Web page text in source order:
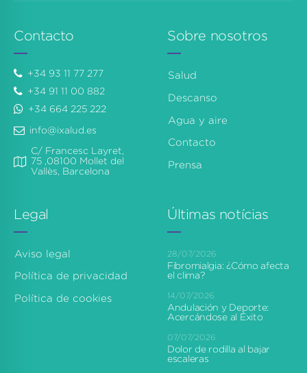
Contacto
+34 93 11 77 277
+34 91 11 00 882
+34 664 225 222
info@ixalud.es
C/ Francesc Layret,
75 ,08100 Mollet del
Vallès, Barcelona
Sobre nosotros
Salud
Descanso
Agua y aire
Contacto
Prensa
Legal
Aviso legal
Política de privacidad
Política de cookies
Últimas notícias
28/07/2026
Fibromialgia: ¿Cómo afecta
el clima?
14/07/2026
Andulación y Deporte:
Acercándose al Éxito
07/07/2026
Dolor de rodilla al bajar
escaleras